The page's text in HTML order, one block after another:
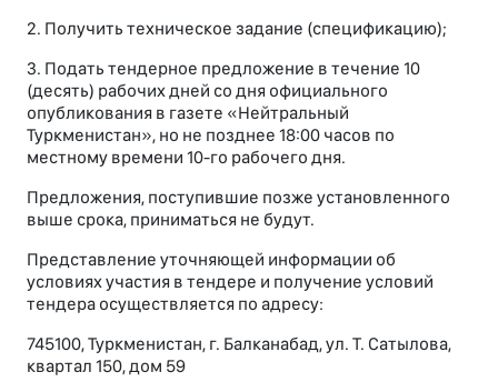
2. Получить техническое задание (спецификацию);
3. Подать тендерное предложение в течение 10
(десять) рабочих дней со дня официального
опубликования в газете «Нейтральный
Туркменистан», но не позднее 18:00 часов по
местному времени 10-го рабочего дня.
Предложения, поступившие позже установленного
выше срока, приниматься не будут.
Представление уточняющей информации об
условиях участия в тендере и получение условий
тендера осуществляется по адресу:
745100, Туркменистан, г. Балканабад, ул. Т. Сатылова,
квартал 150, дом 59